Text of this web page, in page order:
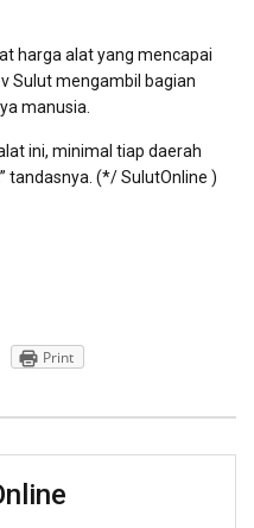
harga alat yang mencapai
Sulut mengambil bagian
manusia.
ini, minimal tiap daerah
tandasnya. (*/ SulutOnline )
Print